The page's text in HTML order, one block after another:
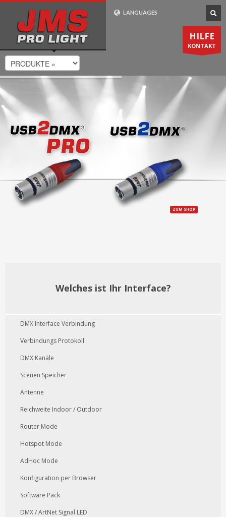
Wie Bestelle Ich?
Gehen Sie zu
unserem
Shop
2
Produkt aus. Zahlen
Sie bei uns sicher und
bequem online.
Werktagen . Innerhalb
Support-Zeiten
Mo-Fr 8:00 - 20:00 CET
0049 (0) 7725 / 9193-75
24/7 Email-Support
LANGUAGES
HILFE
KONTAKT
ZUM SHOP
Welches ist Ihr Interface?
DMX Interface Verbindung
Verbindungs Protokoll
DMX Kanäle
Scenen Speicher
Antenne
Reichweite Indoor / Outdoor
Router Mode
Hotspot Mode
AdHoc Mode
Konfiguration per Browser
Software Pack
DMX / ArtNet Signal LED